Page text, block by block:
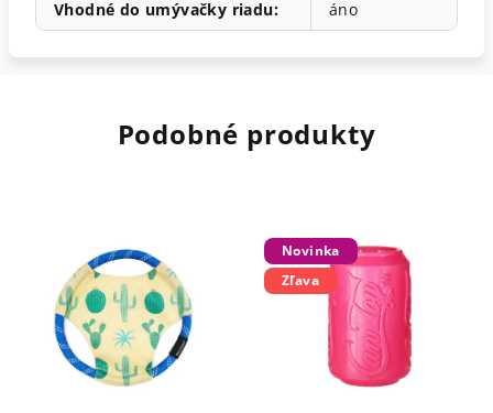
Vhodné do umývačky riadu: áno
Podobné produkty
Novinka
Zľava